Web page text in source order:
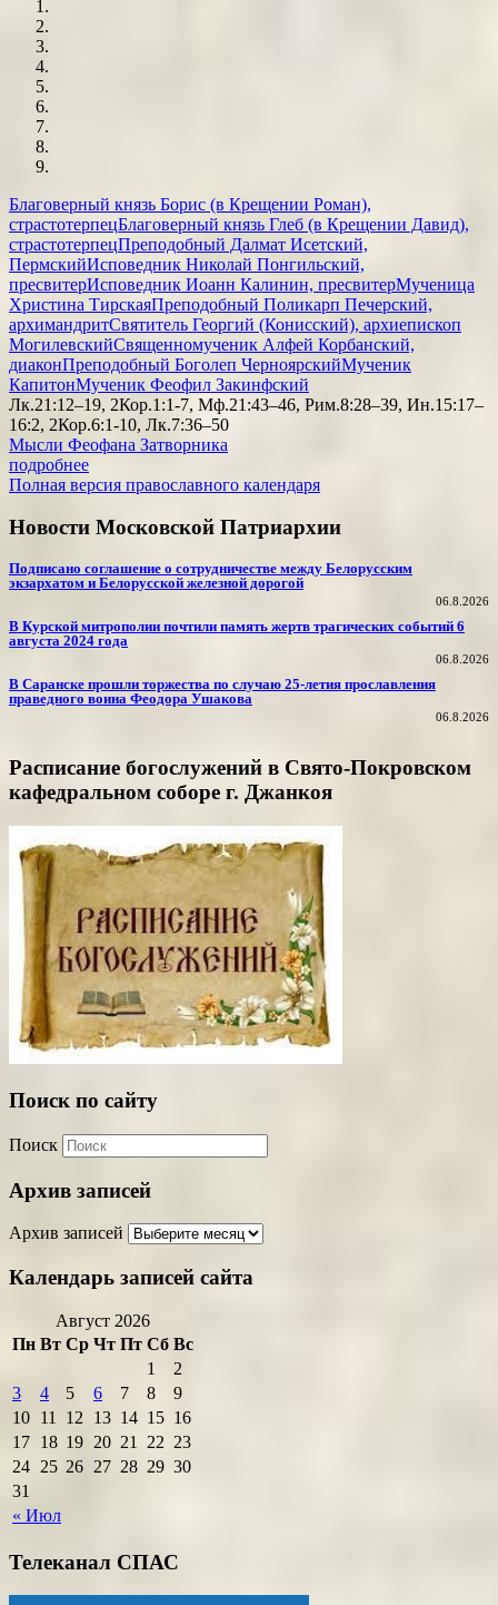
Благоверный князь Борис (в Крещении Роман),
страстотерпецБлаговерный князь Глеб (в Крещении Давид),
страстотерпецПреподобный Далмат Исетский,
ПермскийИсповедник Николай Понгильский,
пресвитерИсповедник Иоанн Калинин, пресвитерМученица
Христина ТирскаяПреподобный Поликарп Печерский,
архимандритСвятитель Георгий (Конисский), архиепископ
МогилевскийСвященномученик Алфей Корбанский,
диаконПреподобный Боголеп ЧерноярскийМученик
КапитонМученик Феофил Закинфский
Лк.21:12–19, 2Кор.1:1-7, Мф.21:43–46, Рим.8:28–39, Ин.15:17–
16:2, 2Кор.6:1-10, Лк.7:36–50
Мысли Феофана Затворника
подробнее
Полная версия православного календаря
Новости Московской Патриархии
Подписано соглашение о сотрудничестве между Белорусским
экзархатом и Белорусской железной дорогой
06.8.2026
В Курской митрополии почтили память жертв трагических событий 6
августа 2024 года
06.8.2026
В Саранске прошли торжества по случаю 25-летия прославления
праведного воина Феодора Ушакова
06.8.2026
Расписание богослужений в Свято-Покровском
кафедральном соборе г. Джанкоя
Поиск по сайту
Поиск
Архив записей
Архив записей
Календарь записей сайта
Август 2026
Пн Вт Ср Чт Пт Сб Вс
« Июл
1
2
3
4 5 6 7 8
9
10 11 12 13 14 15 16
17 18 19 20 21 22 23
24 25 26 27 28 29 30
31
Телеканал СПАС